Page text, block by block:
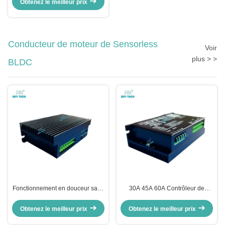
blocage
Obtenez le meilleur prix
Conducteur de moteur de Sensorless
BLDC
Voir
plus > >
Fonctionnement en douceur sans
Cycle 0-100% pour les moteurs
Obtenez le meilleur prix
30A 45A 60A Contrôleur de
Obtenez le meilleur prix